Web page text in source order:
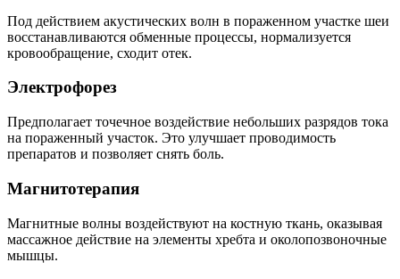
Под действием акустических волн в пораженном участке шеи
восстанавливаются обменные процессы, нормализуется
кровообращение, сходит отек.
Электрофорез
Предполагает точечное воздействие небольших разрядов тока
на пораженный участок. Это улучшает проводимость
препаратов и позволяет снять боль.
Магнитотерапия
Магнитные волны воздействуют на костную ткань, оказывая
массажное действие на элементы хребта и околопозвоночные
мышцы.